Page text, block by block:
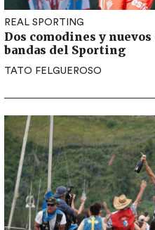
REAL SPORTING
Dos comodines y
bandas del Sporting
TATO FELGUEROSO